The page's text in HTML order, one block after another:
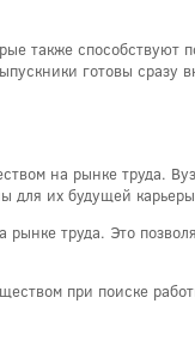
также
готовы сразу
на рынке труда.
для их будущей
труда. Это
при поиске